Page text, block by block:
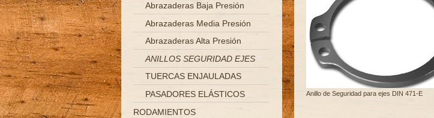
Anillo de Seguridad para ejes DIN 471-E
Abrazaderas Baja Presión
Abrazaderas Media Presión
Abrazaderas Alta Presión
ANILLOS SEGURIDAD EJES
TUERCAS ENJAULADAS
PASADORES ELÁSTICOS
RODAMIENTOS